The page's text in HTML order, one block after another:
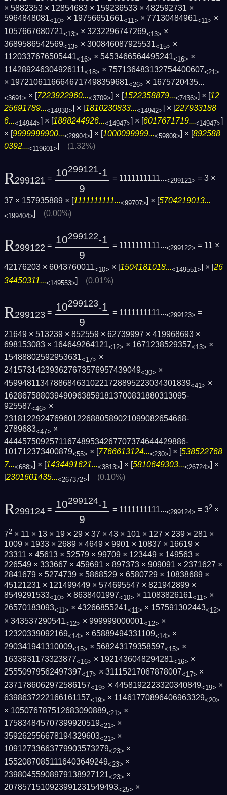
× 5882353 × 12854683 × 159236533 × 482592731 ×
5964848081<10> × 19756651661<11> × 77130484961<11> ×
1057667680721<13> × 3232296747269<13> ×
3689586542569<13> × 300846087925531<15> ×
1120337676505441<16> × 5453466564495241<16> ×
114289246304926111<18> × 757136483132754400607<21>
× 19721061166646717498359681<26> × 1675720435...
<3691> × [7223922960...<3709>] × [1522358879...<7436>] × [12
25691789...<14930>] × [1810230833...<14942>] × [227933188
6...<14944>] × [1888244926...<14947>] × [6017671719...<14947>]
× [9999999900...<29904>] × [1000099999...<59809>] × [892588
0392...<119601>] (1.32%)
R299121 = 10299121-1
9
= 1111111111...<299121> = 3 ×
37 × 157935889 × [1111111111...<99707>] × [5704219013...
<199404>] (0.00%)
R299122 = 10299122-1
9
= 1111111111...<299122> = 11 ×
42176203 × 6043760011<10> × [1504181018...<149551>] × [26
34450311...<149553>] (0.01%)
R299123 = 10299123-1
9
= 1111111111...<299123> =
21649 × 513239 × 852559 × 62739997 × 419968693 ×
698153083 × 164649264121<12> × 1671238529357<13> ×
15488802592953631<17> ×
241573142393627673576957439049<30> ×
4599481134788684631022172889522303430183­9<41> ×
1628675880394909638591813700831880313095­
925587<46> ×
2318122924769601226880589021099082654668­
2789683<47> ×
4444575092571167489534267707374644429886­
101712373400879<55> × [7766613124...<230>] × [538522768
7...<688>] × [1434491621...<3813>] × [5810649303...<26724>] ×
[2301601435...<267372>] (0.10%)
R299124 = 10299124-1
9
= 1111111111...<299124> = 32×
72 × 11 × 13 × 19 × 29 × 37 × 43 × 101 × 127 × 239 × 281 ×
1009 × 1933 × 2689 × 4649 × 9901 × 10837 × 16619 ×
23311 × 45613 × 52579 × 99709 × 123449 × 149563 ×
226549 × 333667 × 459691 × 897373 × 909091 × 2371627 ×
2841679 × 5274739 × 5868529 × 6580729 × 10838689 ×
45121231 × 121499449 × 574695547 × 821942899 ×
8549291533<10> × 8638401997<10> × 11083826161<11> ×
26570183093<11> × 43266855241<11> × 157591302443<12>
× 343537290541<12> × 999999000001<12> ×
12320339092169<14> × 65889494331109<14> ×
290341941310009<15> × 568243179358597<15> ×
1633931173323877<16> × 1921436048294281<16> ×
25550979562497397<17> × 31115217067878007<17> ×
2371786062972586157<19> × 4458192223320340849<19> ×
6398637222166161157<19> × 11461770896406963329<20>
× 105076787512683090889<21> ×
175834845707399920519<21> ×
359262556678194329603<21> ×
10912733663779903573279<23> ×
15520870851116403649249<23> ×
23980455908979138927121<23> ×
2078571510923991231549493<25> ×